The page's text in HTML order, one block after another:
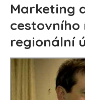
Marketing
cestovního
regionální